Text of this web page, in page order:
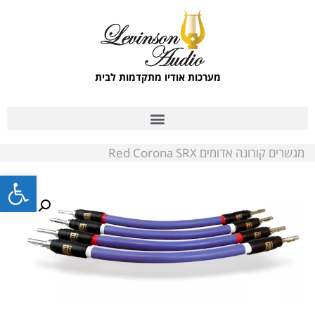
פתח
מערכות אודיו מתקדמות לבית
מגשרים קורונה אדומים Red Corona SRX